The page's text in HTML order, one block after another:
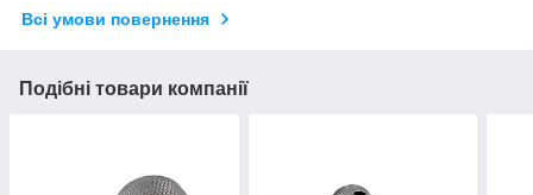
Всі умови повернення
Подібні товари компанії